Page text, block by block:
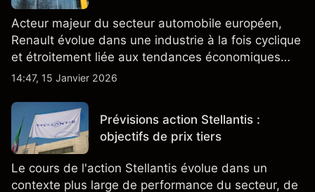
Acteur majeur du secteur automobile européen,
Renault évolue dans une industrie à la fois cyclique
et étroitement liée aux tendances économiques
générales.
14:47, 15 Janvier 2026
Prévisions action Stellantis :
objectifs de prix tiers
Le cours de l'action Stellantis évolue dans un
contexte plus large de performance du secteur, de